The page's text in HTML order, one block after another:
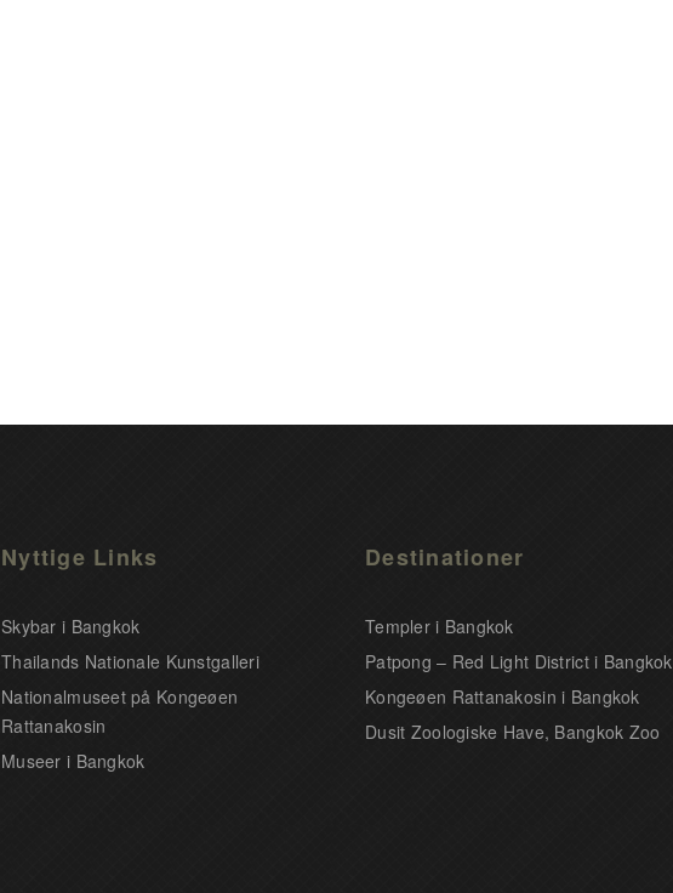
Nyttige Links
Skybar i Bangkok
Thailands Nationale Kunstgalleri
Nationalmuseet på Kongeøen
Rattanakosin
Museer i Bangkok
Destinationer
Templer i Bangkok
Patpong – Red Light District i Bangkok
Kongeøen Rattanakosin i Bangkok
Dusit Zoologiske Have, Bangkok Zoo